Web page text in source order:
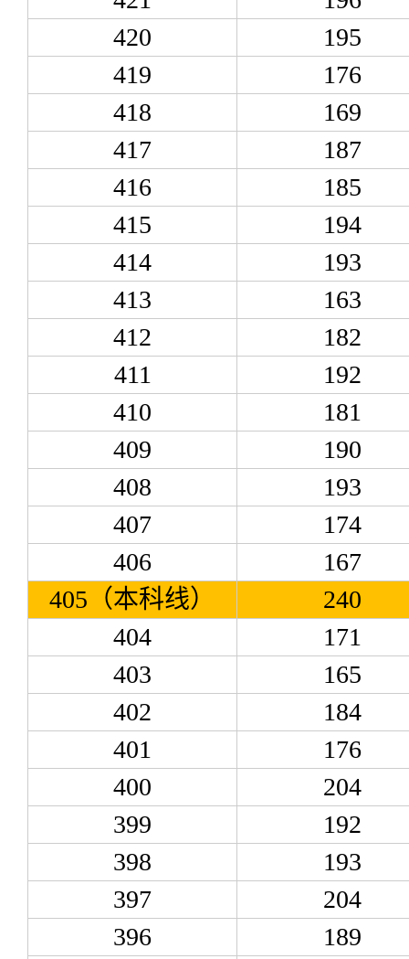
420
195
419
176
418
169
417
187
416
185
415
194
414
193
413
163
412
182
411
192
410
181
409
190
408
193
407
174
406
167
405（本科线）
240
404
171
403
165
402
184
401
176
400
204
399
192
398
193
397
204
396
189